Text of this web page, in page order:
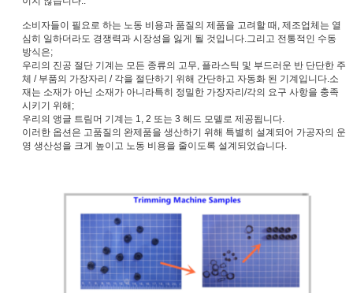
소비자들이 필요로 하는 노동 비용과 품질의 제품을 고려할 때, 제조업체는 열
심히 일하더라도 경쟁력과 시장성을 잃게 될 것입니다.그리고 전통적인 수동
방식은;
우리의 진공 절단 기계는 모든 종류의 고무, 플라스틱 및 부드러운 반 단단한 주
체 / 부품의 가장자리 / 각을 절단하기 위해 간단하고 자동화 된 기계입니다.소
재는 소재가 아닌 소재가 아니라특히 정밀한 가장자리/각의 요구 사항을 충족
시키기 위해;
우리의 앵글 트림머 기계는 1, 2 또는 3 헤드 모델로 제공됩니다.
이러한 옵션은 고품질의 완제품을 생산하기 위해 특별히 설계되어 가공자의 운
영 생산성을 크게 높이고 노동 비용을 줄이도록 설계되었습니다.